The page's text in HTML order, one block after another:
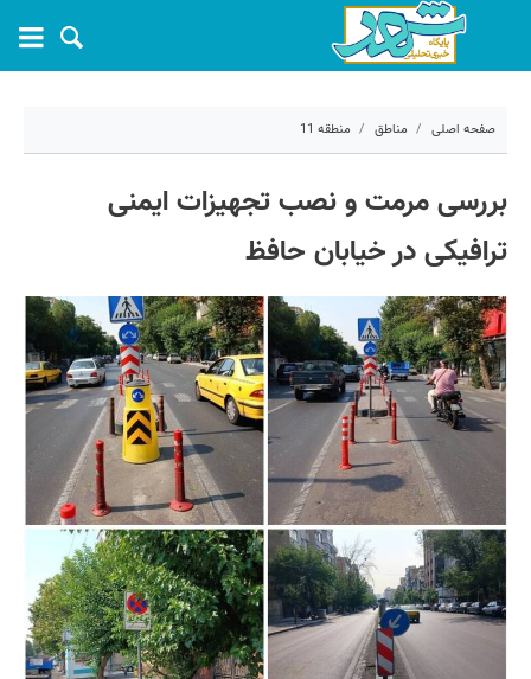
صفحه اصلی مناطق منطقه 11
کد مطلب:
بررسی مرمت و نصب تجهیزات ایمنی
ترافیکی در خیابان حافظ